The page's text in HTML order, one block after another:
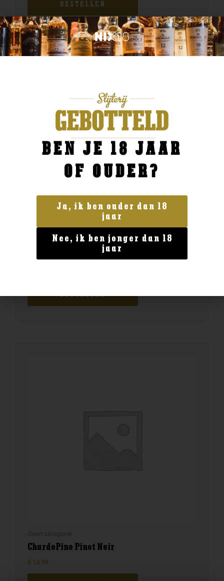
BESTELLEN
Geen categorie
Enate 234 Chardonnay Magnum
BESTELLEN
ChardoPino Pinot Noir
€ 14,99
BEN JE 18 JAAR
OF OUDER?
Ja, ik ben ouder dan 18
jaar
Nee, ik ben jonger dan 18
jaar